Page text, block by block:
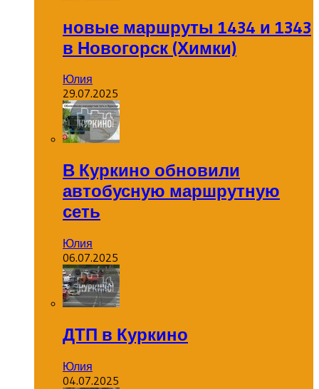
новые маршруты 1434 и 1343
в Новогорск (Химки)
Юлия
29.07.2025
В Куркино обновили
автобусную маршрутную
сеть
Юлия
06.07.2025
ДТП в Куркино
Юлия
04.07.2025